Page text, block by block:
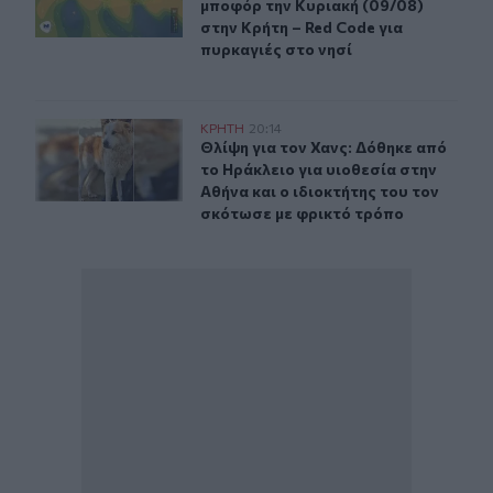
μποφόρ την Κυριακή (09/08)
στην Κρήτη – Red Code για
πυρκαγιές στο νησί
Θλίψη για τον Χανς: Δόθηκε από το Ηράκλειο για
ΚΡΗΤΗ 20:14
Θλίψη για τον Χανς: Δόθηκε από το
Θλίψη για τον Χανς: Δόθηκε από
το Ηράκλειο για υιοθεσία στην
Αθήνα και ο ιδιοκτήτης του τον
σκότωσε με φρικτό τρόπο